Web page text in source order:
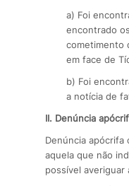
a) Foi
encontrado
cometimento
em face de
b) Foi
a notícia de
II. Denúncia
Denúncia
aquela que não
possível averiguar